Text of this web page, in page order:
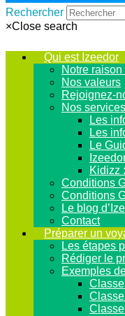
Rechercher
×Close search
Qui est Izeedor
Notre raison
Nos valeurs
Rejoignez-
Nos services
Les
Les
Le
Kidizz
Conditions
Conditions
Le blog
Contact
Préparer un
Les étapes
Rédiger le
Exemples